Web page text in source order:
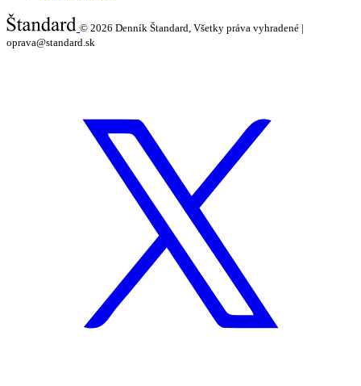
© 2026 Denník Štandard, Všetky práva vyhradené |
oprava@standard.sk